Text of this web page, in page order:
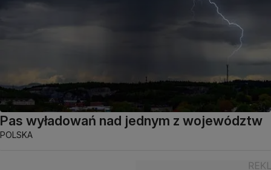
Pas wyładowań nad jednym z województw
POLSKA